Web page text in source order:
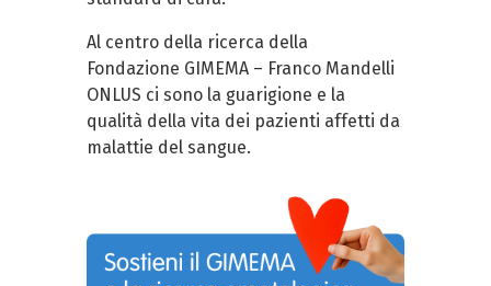
Al centro della ricerca della
Fondazione GIMEMA – Franco Mandelli
ONLUS ci sono la guarigione e la
qualità della vita dei pazienti affetti da
malattie del sangue.